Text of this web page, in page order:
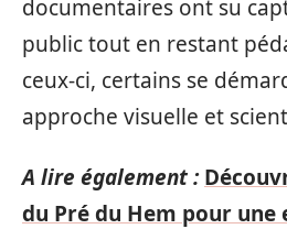
documentaires ont su
public tout en restant
ceux-ci, certains se
approche visuelle et
A lire également :
du Pré du Hem pour une